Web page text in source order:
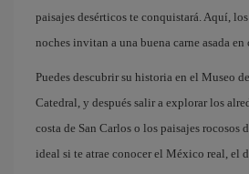
paisajes desérticos te conquistará. Aquí,
noches invitan a una buena carne asada en
Puedes descubrir su historia en el Museo
Catedral, y después salir a explorar los
costa de San Carlos o los paisajes rocosos
ideal si te atrae conocer el México real, el